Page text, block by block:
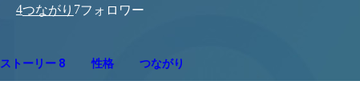
4つながり 7フォロワー
ストーリー 8 性格 つながり